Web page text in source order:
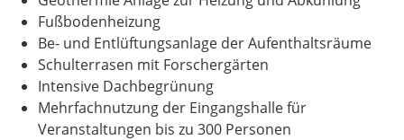
Fußbodenheizung
Be- und Entlüftungsanlage der Aufenthaltsräume
Schulterrasen mit Forschergärten
Intensive Dachbegrünung
Mehrfachnutzung der Eingangshalle für
Veranstaltungen bis zu 300 Personen